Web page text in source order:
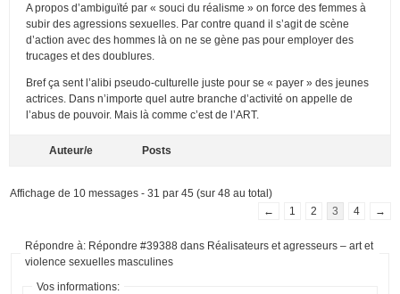
A propos d’ambiguïté par « souci du réalisme » on force des femmes à
subir des agressions sexuelles. Par contre quand il s’agit de scène
d’action avec des hommes là on ne se gène pas pour employer des
trucages et des doublures.
Bref ça sent l’alibi pseudo-culturelle juste pour se « payer » des jeunes
actrices. Dans n’importe quel autre branche d’activité on appelle de
l’abus de pouvoir. Mais là comme c’est de l’ART.
Auteur/e Posts
Affichage de 10 messages - 31 par 45 (sur 48 au total)
←
1 2 3 4 →
Répondre à: Répondre #39388 dans Réalisateurs et agresseurs – art et
violence sexuelles masculines
Vos informations: